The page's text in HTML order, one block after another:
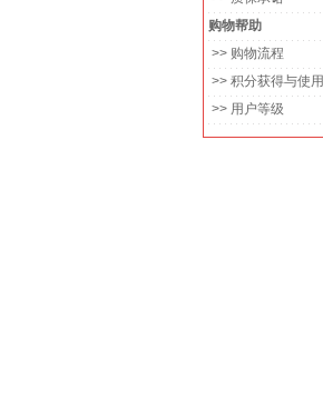
购物帮助
>> 购物流程
>> 积分获得与使用
>> 用户等级